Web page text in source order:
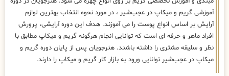
آموزشی گریم و میکاپ در عجب‌شیر ، در مورد نحوه انتخاب بهترین لوازم
آرایش بر اساس انواع پوست را می آموزند. هدف این دوره آرایشی، پرورش
افراد ماهر و حرفه ای است که توانایی انجام هرگونه گریم و میکاپ مطابق با
نظر و سلیقه مشتری را داشته باشند. هنرجویان پس از پایان دوره گریم و
میکاپ در عجب‌شیر توانایی ورود به بازار کار گریم و میکاپ را دارند.